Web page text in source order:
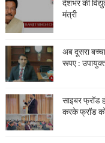
देशभर की
मंत्री
अब दूसरा
रूपए :
साइबर फ्रॉड
करके फ्रॉड को